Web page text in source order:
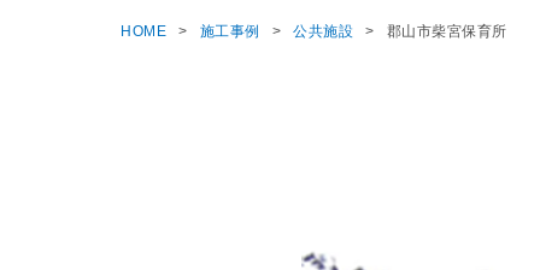
HOME 施工事例 公共施設 郡山市柴宮保育所